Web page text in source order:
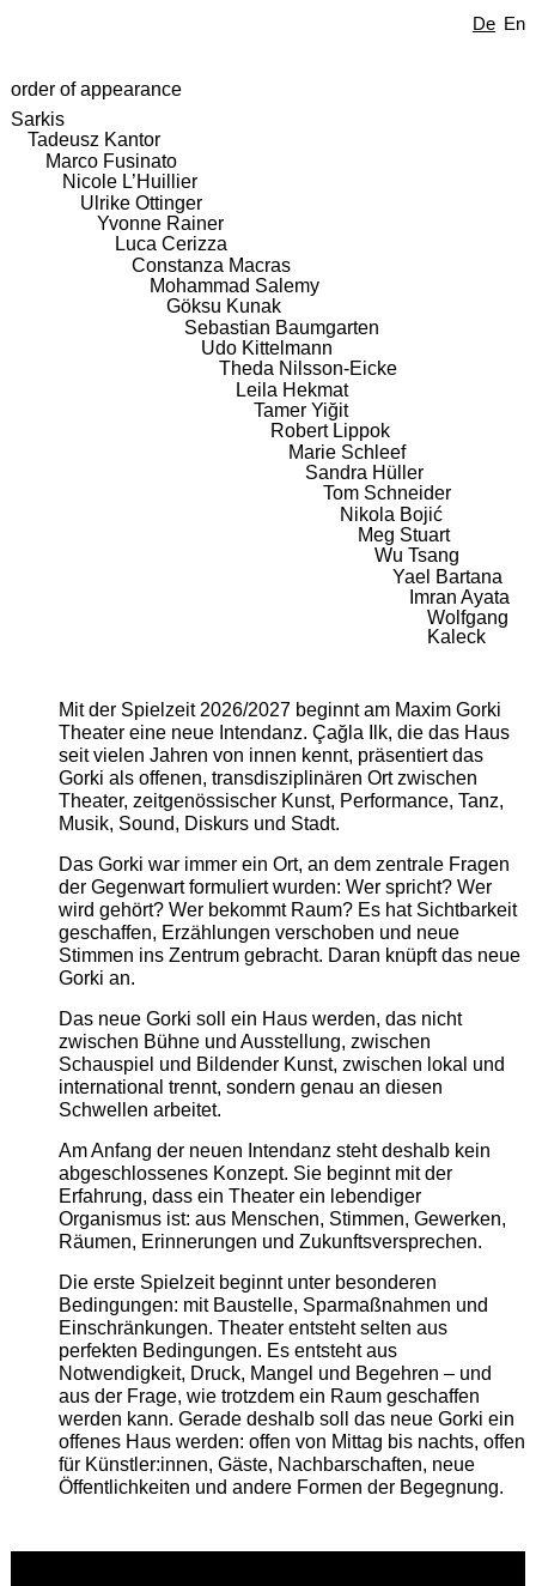
De En
order of appearance
Sarkis
Tadeusz Kantor
Marco Fusinato
Nicole L’Huillier
Ulrike Ottinger
Yvonne Rainer
Luca Cerizza
Constanza Macras
Mohammad Salemy
Göksu Kunak
Sebastian Baumgarten
Udo Kittelmann
Theda Nilsson-Eicke
Leila Hekmat
Tamer Yiğit
Robert Lippok
Marie Schleef
Sandra Hüller
Tom Schneider
Nikola Bojić
Meg Stuart
Wu Tsang
Yael Bartana
Imran Ayata
Wolfgang
Kaleck
Mit der Spielzeit 2026/2027 beginnt am Maxim Gorki
Theater eine neue Intendanz. Çağla Ilk, die das Haus
seit vielen Jahren von innen kennt, präsentiert das
Gorki als offenen, transdisziplinären Ort zwischen
Theater, zeitgenössischer Kunst, Performance, Tanz,
Musik, Sound, Diskurs und Stadt.
Das Gorki war immer ein Ort, an dem zentrale Fragen
der Gegenwart formuliert wurden: Wer spricht? Wer
wird gehört? Wer bekommt Raum? Es hat Sichtbarkeit
geschaffen, Erzählungen verschoben und neue
Stimmen ins Zentrum gebracht. Daran knüpft das neue
Gorki an.
Das neue Gorki soll ein Haus werden, das nicht
zwischen Bühne und Ausstellung, zwischen
Schauspiel und Bildender Kunst, zwischen lokal und
international trennt, sondern genau an diesen
Schwellen arbeitet.
Am Anfang der neuen Intendanz steht deshalb kein
abgeschlossenes Konzept. Sie beginnt mit der
Erfahrung, dass ein Theater ein lebendiger
Organismus ist: aus Menschen, Stimmen, Gewerken,
Räumen, Erinnerungen und Zukunftsversprechen.
Die erste Spielzeit beginnt unter besonderen
Bedingungen: mit Baustelle, Sparmaßnahmen und
Einschränkungen. Theater entsteht selten aus
perfekten Bedingungen. Es entsteht aus
Notwendigkeit, Druck, Mangel und Begehren – und
aus der Frage, wie trotzdem ein Raum geschaffen
werden kann. Gerade deshalb soll das neue Gorki ein
offenes Haus werden: offen von Mittag bis nachts, offen
für Künstler:innen, Gäste, Nachbarschaften, neue
Öffentlichkeiten und andere Formen der Begegnung.